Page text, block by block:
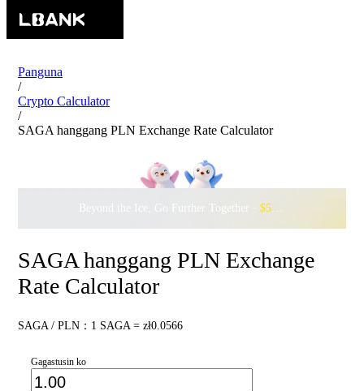
Panguna
/
Crypto Calculator
/
SAGA hanggang PLN Exchange Rate Calculator
Beyond the Ice, Go Further Together · $500,000
SAGA hanggang PLN Exchange
Rate Calculator
SAGA / PLN：1 SAGA = zł0.0566
Gagastusin ko